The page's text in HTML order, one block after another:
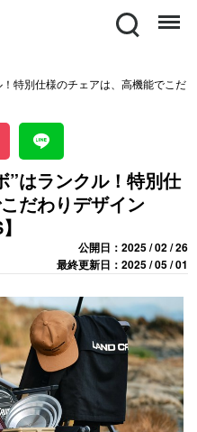
Search Menu
特別仕様のチェアは、高機能でこだ
”はランクル！特別仕
だわりデザイン
公開日：2025 / 02 / 26
最終更新日：2025 / 05 / 01